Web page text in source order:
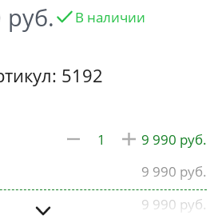
В наличии
5192
9 990
9 990
9 990